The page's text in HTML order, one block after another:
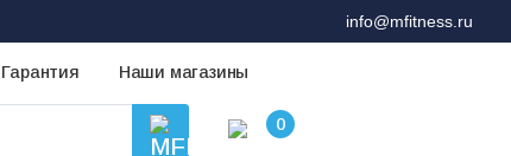
info@mfitness.ru
Гарантия Наши магазины